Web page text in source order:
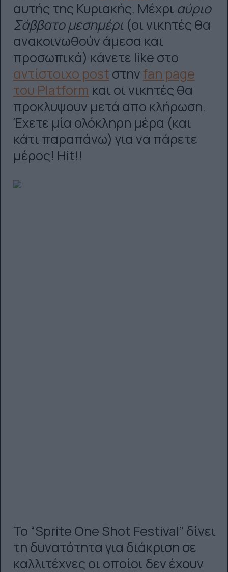
αυτής της Κυριακής. Μέχρι αύριο
Σάββατο μεσημέρι (οι νικητές θα
ανακοινωθούν άμεσα και
προσωπικά) κάνετε like στο
αντίστοιχο post στηνfan page
του Platform και οι νικητές θα
προκλυψουν μετά απο κλήρωση.
Έχετε μία ολόκληρη μέρα (και
κάτι παραπάνω) για να πάρετε
μέρος! Hit!!
Το “Sprite One Shot Festival” δίνει
τη δυνατότητα για διάκριση σε
καλλιτέχνες οι οποίοι δεν έχουν